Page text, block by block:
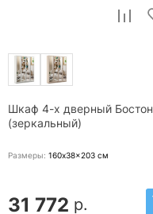
Шкаф 4-х дверный Бостон
(зеркальный)
Размеры: 160x38x203 см
31 772 р.